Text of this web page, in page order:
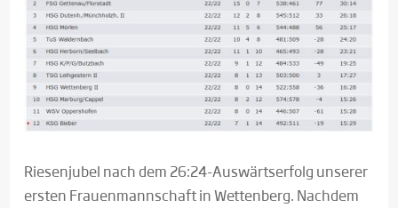
Riesenjubel nach dem 26:24-Auswärtserfolg unserer
ersten Frauenmannschaft in Wettenberg. Nachdem